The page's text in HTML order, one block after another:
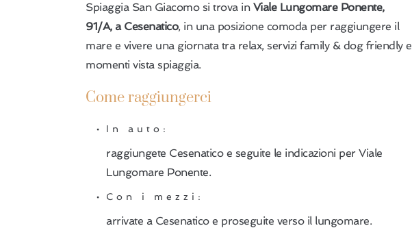
Spiaggia San Giacomo si trova in Viale Lungomare Ponente,
91/A, a Cesenatico, in una posizione comoda per raggiungere il
mare e vivere una giornata tra relax, servizi family & dog friendly e
momenti vista spiaggia.
Come raggiungerci
In auto:
raggiungete Cesenatico e seguite le indicazioni per Viale
Lungomare Ponente.
Con i mezzi:
arrivate a Cesenatico e proseguite verso il lungomare.